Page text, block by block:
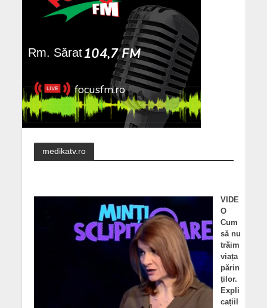
medikatv.ro
VIDE
O
Cum
să nu
trăim
viața
părin
ților.
Expli
cațiil